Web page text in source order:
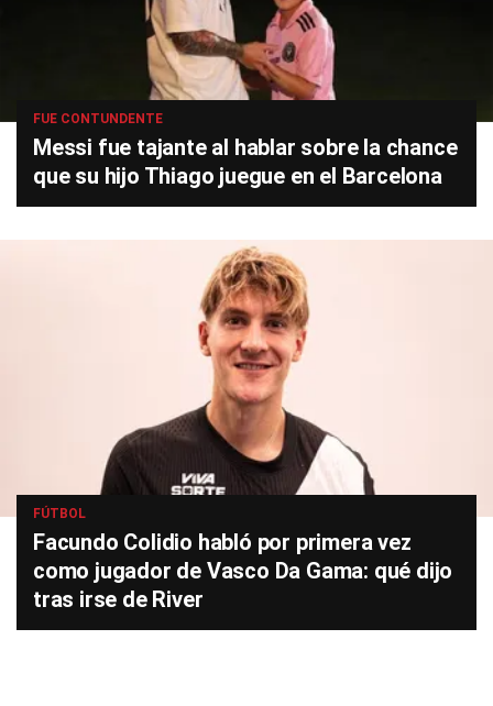
FUE CONTUNDENTE
Messi fue tajante al hablar sobre la chance
que su hijo Thiago juegue en el Barcelona
FÚTBOL
Facundo Colidio habló por primera vez
como jugador de Vasco Da Gama: qué dijo
tras irse de River